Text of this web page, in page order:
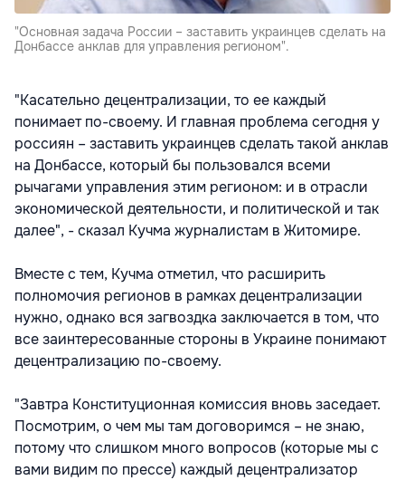
"Основная задача России – заставить украинцев сделать на
Донбассе анклав для управления регионом".
"Касательно децентрализации, то ее каждый
понимает по-своему. И главная проблема сегодня у
россиян – заставить украинцев сделать такой анклав
на Донбассе, который бы пользовался всеми
рычагами управления этим регионом: и в отрасли
экономической деятельности, и политической и так
далее", - сказал Кучма журналистам в Житомире.
Вместе с тем, Кучма отметил, что расширить
полномочия регионов в рамках децентрализации
нужно, однако вся загвоздка заключается в том, что
все заинтересованные стороны в Украине понимают
децентрализацию по-своему.
"Завтра Конституционная комиссия вновь заседает.
Посмотрим, о чем мы там договоримся – не знаю,
потому что слишком много вопросов (которые мы с
вами видим по прессе) каждый децентрализатор